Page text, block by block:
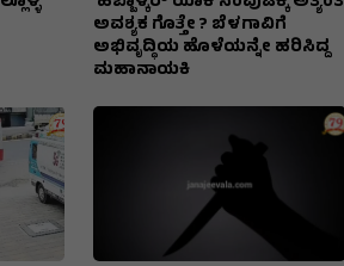
ಅವಶ್ಯಕ ಗೊತ್ತೇ ? ಬೆಳಗಾವಿಗೆ
ಅಭಿವೃದ್ಧಿಯ ಹೊಳೆಯನ್ನೇ ಹರಿಸಿದ್ದ
ಮಹಾನಾಯಕಿ